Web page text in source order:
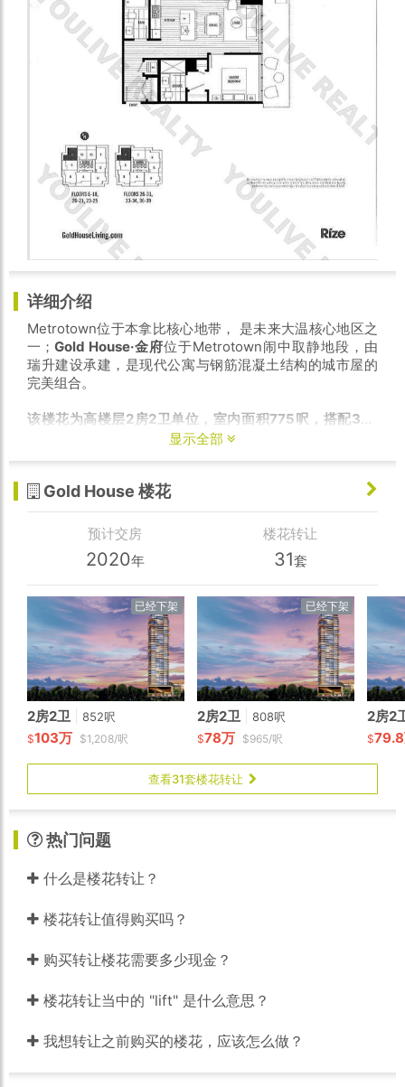
详细介绍
Metrotown位于本拿比核心地带， 是未来大温核心地区之
一； Gold House·金府位于Metrotown闹中取静地段，由
瑞升建设承建，是现代公寓与钢筋混凝土结构的城市屋的
完美组合。
该楼花为高楼层2房2卫单位，室内面积775呎，搭配320
呎超大阳台！单位带1个车位和1个Locker，预计2019年底
显示全部
Gold House 楼花
预计交房
2020年
楼花转让
31套
已经下架
2房2卫 852呎
$103万 $1,208/呎
已经下架
2房2卫 808呎
$78万 $965/呎
2房2
$
查看31套楼花转让
热门问题
什么是楼花转让？
楼花转让值得购买吗？
购买转让楼花需要多少现金？
楼花转让当中的 "lift" 是什么意思？
我想转让之前购买的楼花，应该怎么做？